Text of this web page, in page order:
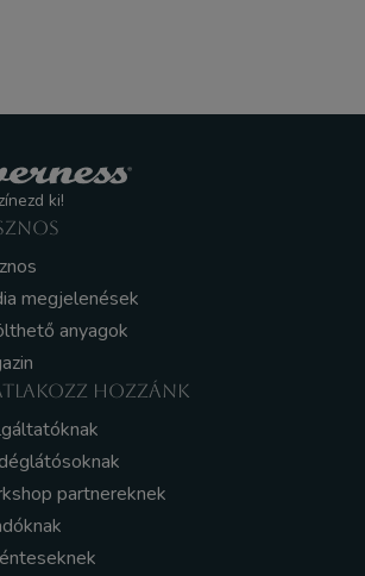
ki!
megjelenések
anyagok
HOZZÁNK
partnereknek